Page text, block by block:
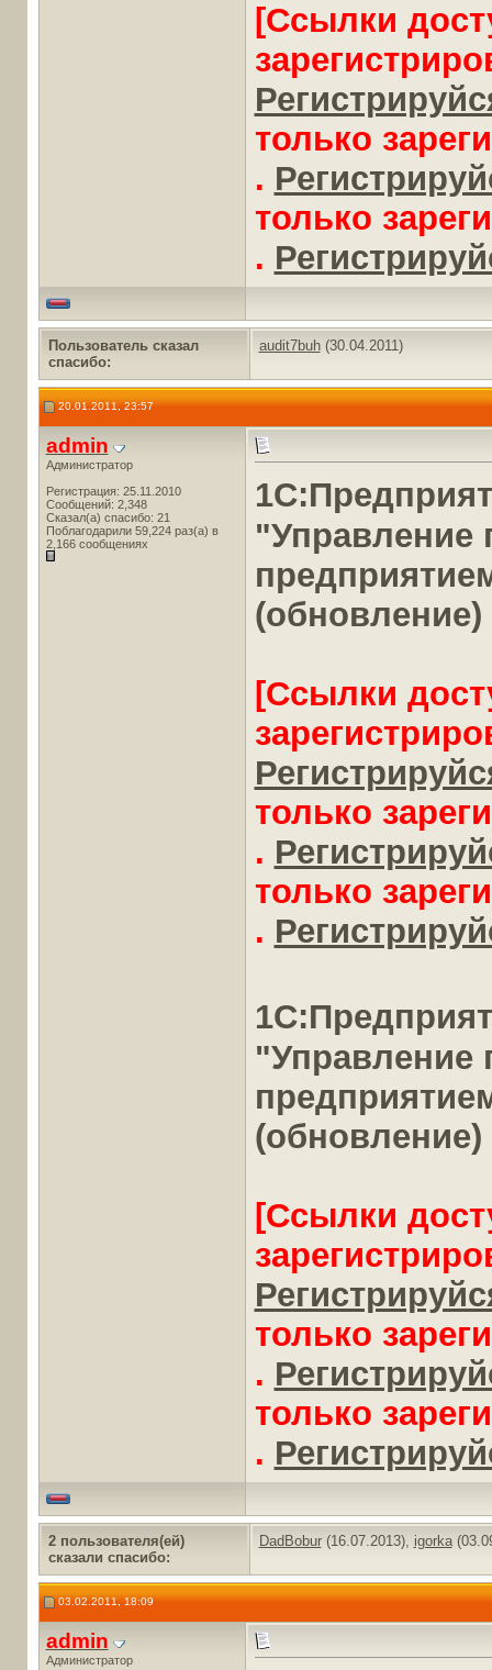
[Ссылки
только
.
только
.
Пользователь сказал
cпасибо:
audit7buh(30.04.2011)
20.01.2011, 23:57
admin
Администратор
Регистрация: 25.11.2010
Сообщений: 2,348
Сказал(а) спасибо: 21
Поблагодарили 59,224 раз(а) в
2,166 сообщениях
"Управление
[Ссылки
только
.
только
.
"Управление
[Ссылки
только
.
только
.
2 пользователя(ей)
сказали cпасибо:
DadBobur(16.07.2013), igorka
03.02.2011, 18:09
admin
Администратор